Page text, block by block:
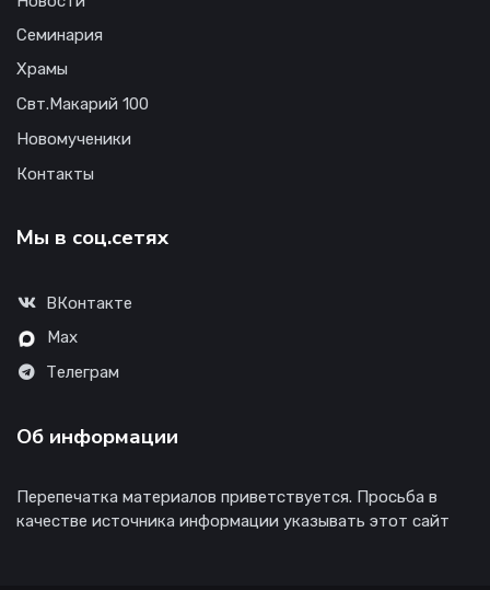
Семинария
Храмы
Свт.Макарий 100
Новомученики
Контакты
Мы в соц.сетях
ВКонтакте
Max
Телеграм
Об информации
Перепечатка материалов приветствуется. Просьба в
качестве источника информации указывать этот сайт